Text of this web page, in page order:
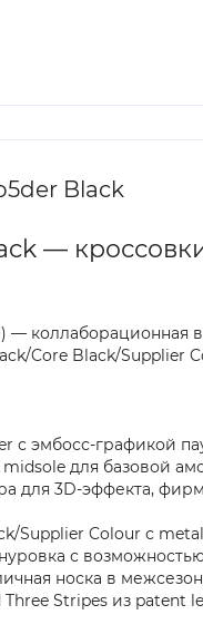
Black
—
—
Core Black/
с эмбосс-графикой
для базовой
для 3D-эффекта,
Supplier Colour с
с
носка в
Stripes из patent